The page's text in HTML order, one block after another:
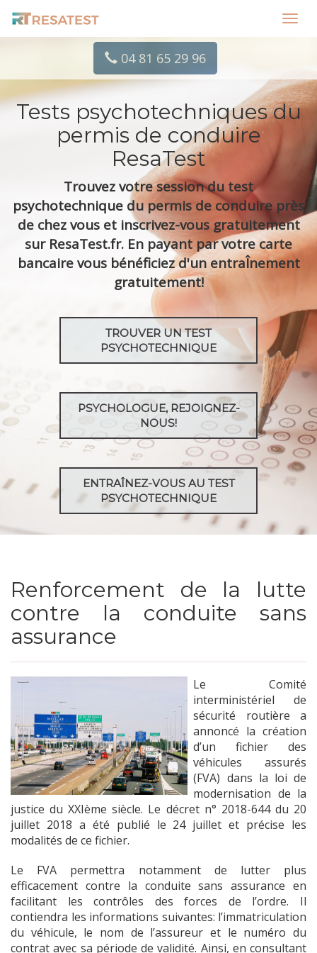
04 81 65 29 96
Tests psychotechniques du
permis de conduire
ResaTest
Trouvez votre session du test
psychotechnique du permis de conduire près
de chez vous et inscrivez-vous gratuitement
sur ResaTest.fr. En payant par votre carte
bancaire vous bénéficiez d'un entraÎnement
gratuitement!
TROUVER UN TEST
PSYCHOTECHNIQUE
PSYCHOLOGUE, REJOIGNEZ-
NOUS!
ENTRAÎNEZ-VOUS AU TEST
PSYCHOTECHNIQUE
Renforcement de la lutte
contre la conduite sans
assurance
Le Comité
interministériel de
sécurité routière a
annoncé la création
d’un fichier des
véhicules assurés
(FVA) dans la loi de
modernisation de la
justice du XXIème siècle. Le décret n° 2018-644 du 20
juillet 2018 a été publié le 24 juillet et précise les
modalités de ce fichier.
Le FVA permettra notamment de lutter plus
efficacement contre la conduite sans assurance en
facilitant les contrôles des forces de l’ordre. Il
contiendra les informations suivantes: l’immatriculation
du véhicule, le nom de l’assureur et le numéro du
contrat avec sa période de validité. Ainsi, en consultant